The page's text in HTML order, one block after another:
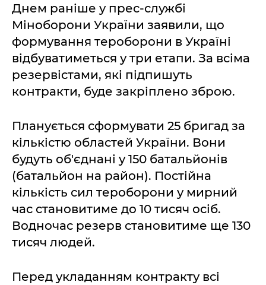
Днем раніше у прес-службі
Міноборони України заявили, що
формування тероборони в Україні
відбуватиметься у три етапи. За всіма
резервістами, які підпишуть
контракти, буде закріплено зброю.
Планується сформувати 25 бригад за
кількістю областей України. Вони
будуть об'єднані у 150 батальйонів
(батальйон на район). Постійна
кількість сил тероборони у мирний
час становитиме до 10 тисяч осіб.
Водночас резерв становитиме ще 130
тисяч людей.
Перед укладанням контракту всі